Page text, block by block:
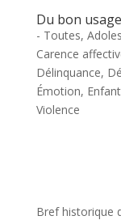
Du bon
- Toutes,
Carence
Délinquance,
Émotion, Enfant
Violence
Bref historique